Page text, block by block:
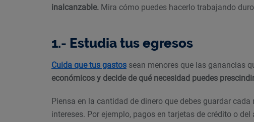
inalcanzable. Mira cómo puedes hacerlo trabajando
1.- Estudia tus egresos
Cuida que tus gastos sean menores que las ganancias
económicos y decide de qué necesidad puedes
Piensa en la cantidad de dinero que debes guardar
intereses. Por ejemplo, pagos en tarjetas de crédito o del